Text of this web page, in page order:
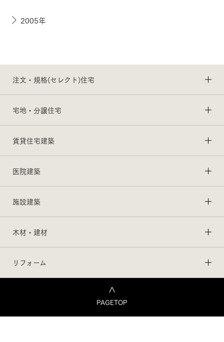
2005年
注文・規格(セレクト)住宅
宅地・分譲住宅
賃貸住宅建築
医院建築
施設建築
木材・建材
リフォーム
PAGETOP